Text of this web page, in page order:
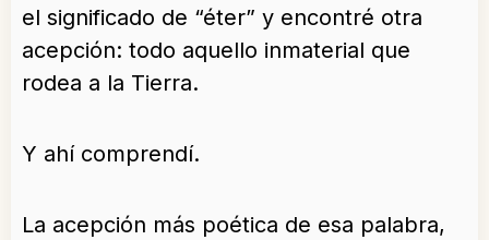
el significado de “éter” y encontré otra
acepción: todo aquello inmaterial que
rodea a la Tierra.
Y ahí comprendí.
La acepción más poética de esa palabra,